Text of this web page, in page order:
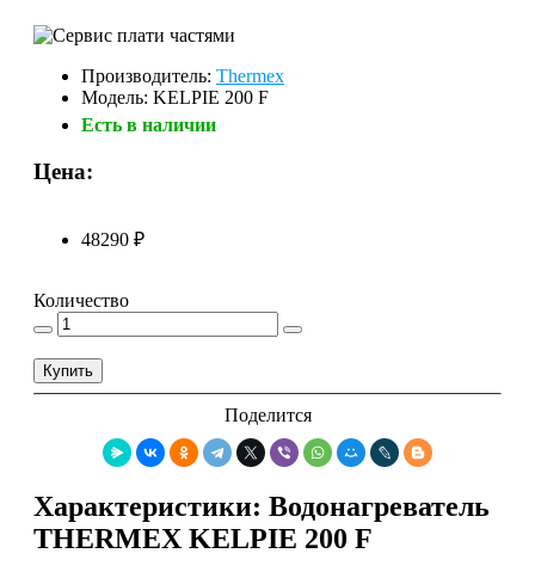
Производитель: Thermex
Модель: KELPIE 200 F
Есть в наличии
Цена:
48290 ₽
Количество
Купить
Поделится
Характеристики: Водонагреватель
THERMEX KELPIE 200 F